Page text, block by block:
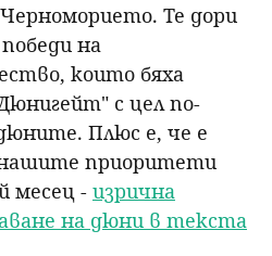
Те дори
на
които бяха
с цел по-
Плюс е, че е
приоритети
месец - изрична
на дюни в текста